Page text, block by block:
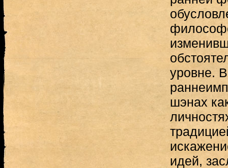
уровне. В
шэнах
идей,